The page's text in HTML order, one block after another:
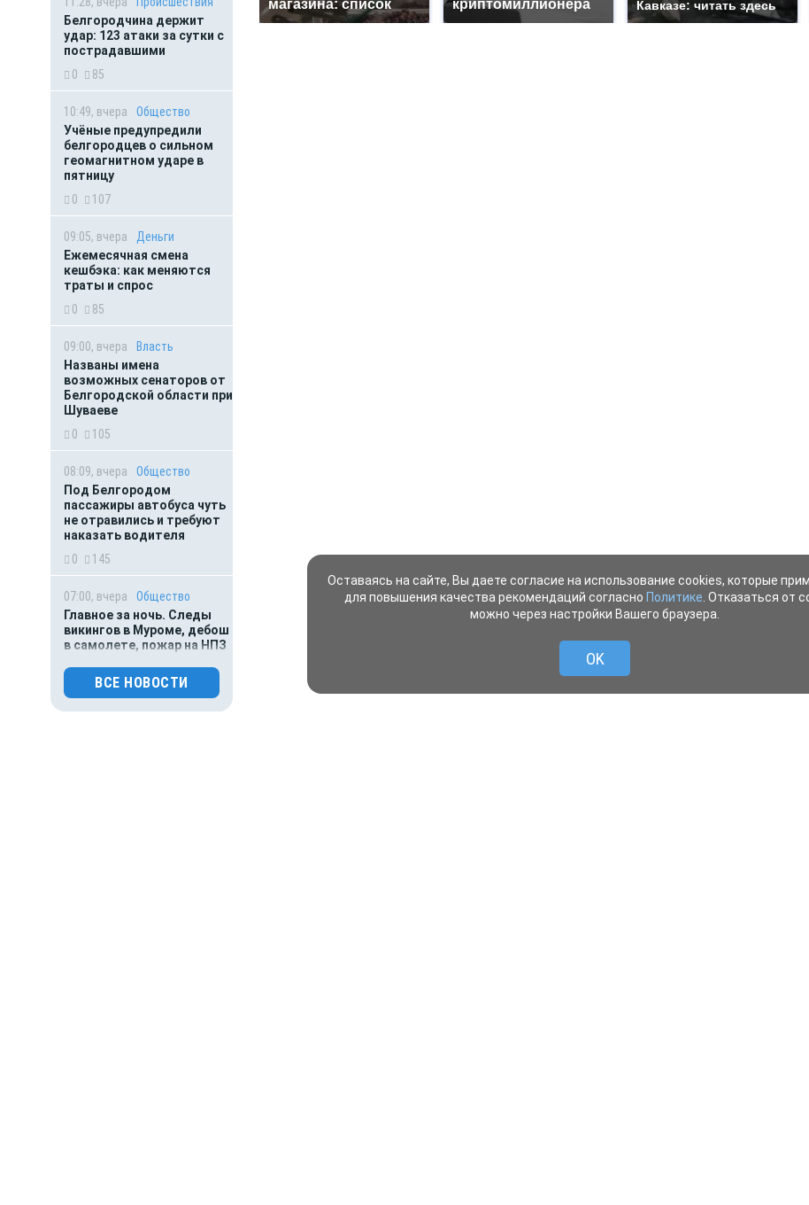
Белгородчина держит
удар: 123 атаки за сутки с
пострадавшими
0
85
10:49, вчера
Общество
Учёные предупредили
белгородцев о сильном
геомагнитном ударе в
пятницу
0
107
09:05, вчера
Деньги
Ежемесячная смена
кешбэка: как меняются
траты и спрос
0
85
09:00, вчера
Власть
Названы имена
возможных сенаторов от
Белгородской области при
Шуваеве
0
105
08:09, вчера
Общество
Под Белгородом
пассажиры автобуса чуть
не отравились и требуют
наказать водителя
0
145
07:00, вчера
Общество
Главное за ночь. Следы
викингов в Муроме, дебош
в самолете, пожар на НПЗ
пляжи Владивостока
0
93
ВСЕ НОВОСТИ
магазина: список
криптомиллионера
Кавказе: читать здесь
Оставаясь на сайте, Вы даете согласие на использование cookies, которые
для повышения качества рекомендаций согласно Политике . Отказаться от
можно через настройки Вашего браузера.
OK